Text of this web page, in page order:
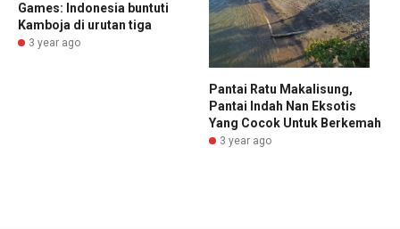
Games: Indonesia buntuti
Kamboja di urutan tiga
3 year ago
Pantai Ratu Makalisung,
Pantai Indah Nan Eksotis
Yang Cocok Untuk Berkemah
3 year ago